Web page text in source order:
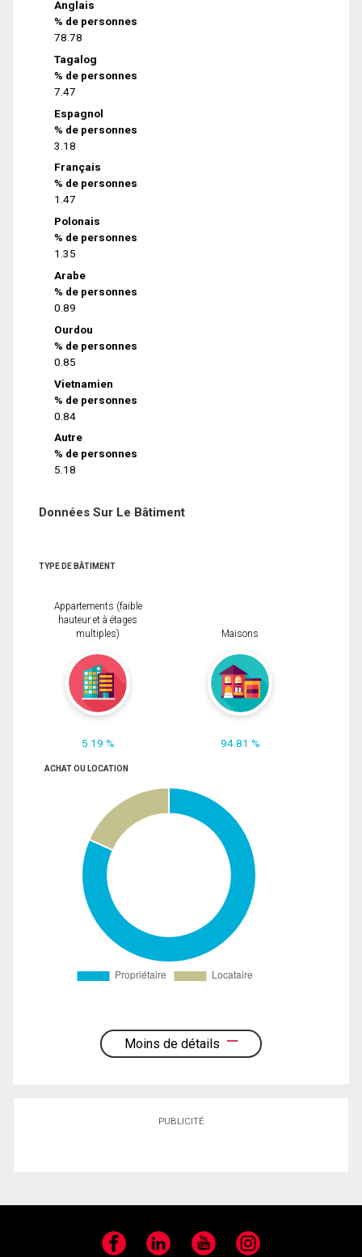
Anglais
% de personnes
78.78
Tagalog
% de personnes
7.47
Espagnol
% de personnes
3.18
Français
% de personnes
1.47
Polonais
% de personnes
1.35
Arabe
% de personnes
0.89
Ourdou
% de personnes
0.85
Vietnamien
% de personnes
0.84
Autre
% de personnes
5.18
Données Sur Le Bâtiment
TYPE DE BÂTIMENT
Appartements (faible
hauteur et à étages
multiples)
5.19 %
Maisons
94.81 %
ACHAT OU LOCATION
Moins de détails
PUBLICITÉ
Facebook LinkedIn YouTube Instagram